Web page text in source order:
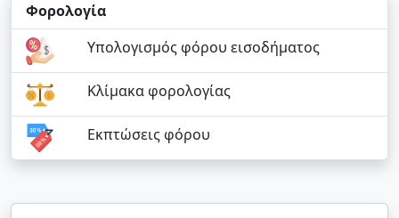
Φορολογία
Υπολογισμός φόρου εισοδήματος
Κλίμακα φορολογίας
Εκπτώσεις φόρου